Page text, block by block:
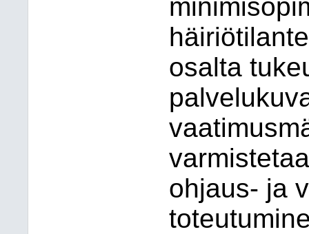
osalta
ohjaus- ja